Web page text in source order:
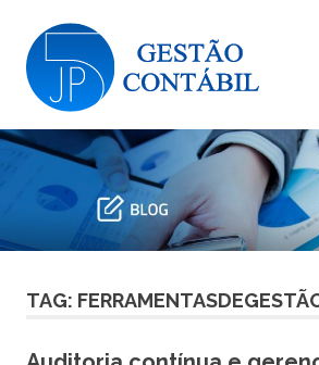
content
|
Gestão
Contábil
TAG: